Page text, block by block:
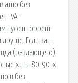
без
VA -
нужен торрент
другие. Если ваш
(раздающего),
хиты 80-90-х
и без